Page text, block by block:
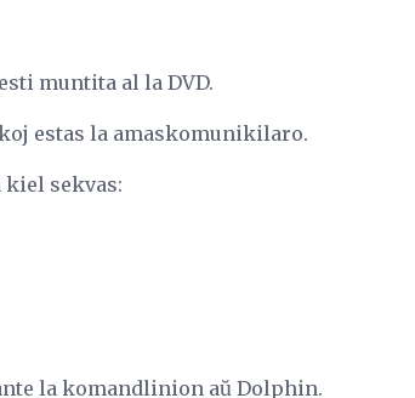
muntita al la DVD.
estas la amaskomunikilaro.
sekvas:
la komandlinion aŭ Dolphin.